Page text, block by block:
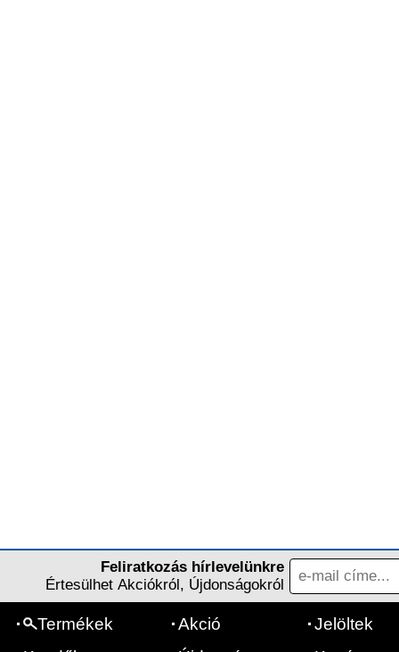
Feliratkozás hírlevelünkre
Értesülhet Akciókról, Újdonságokról
Termékek
Akció
Jelöltek